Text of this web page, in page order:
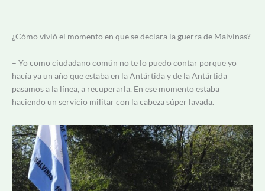
¿Cómo vivió el momento en que se declara la guerra de Malvinas?
– Yo como ciudadano común no te lo puedo contar porque yo
hacía ya un año que estaba en la Antártida y de la Antártida
pasamos a la línea, a recuperarla. En ese momento estaba
haciendo un servicio militar con la cabeza súper lavada.